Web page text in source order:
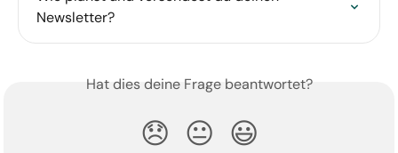
Newsletter?
Hat dies deine Frage beantwortet?
😞 😐 😃